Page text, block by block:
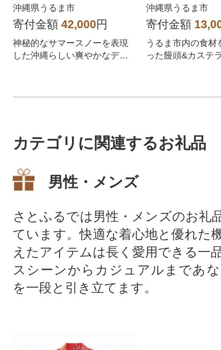
おきなわサマースノ
ー 251171
沖縄県うるま市
寄付金額 42,000円
神秘的なサマースノーを表現
した沖縄らしい爽やかなデザ
沖縄県うるま市
寄付金額
うるま市内の食材
った饅頭&カステ
カテゴリに関連するお礼品
男性・メンズ
さとふるでは男性・メンズのお礼
ています。快適な着心地と優れた
えたアイテムは長く愛用できる一
スシーンからカジュアルまであ
を一段と引き立てます。